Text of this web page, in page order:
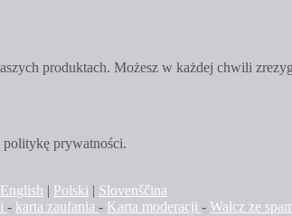
produktach. Możesz w każdej chwili
politykę prywatności.
English | Polski | Slovenščina
- karta zaufania - Karta moderacji - Walcz ze